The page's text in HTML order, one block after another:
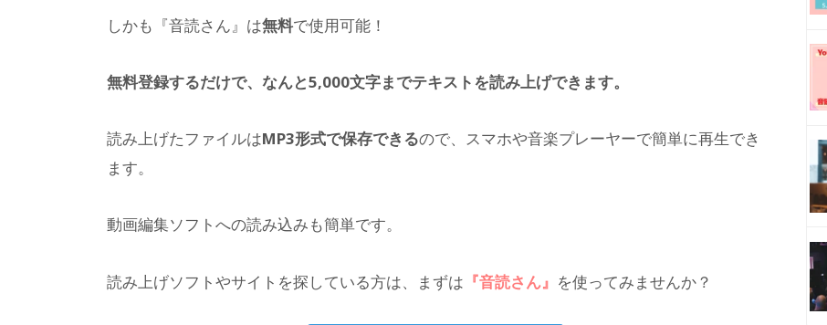
しかも『音読さん』は無料で使用可能！
無料登録するだけで、なんと5,000文字までテキストを読み上げできます。
読み上げたファイルはMP3形式で保存できるので、スマホや音楽プレーヤーで簡単に再生でき
ます。
動画編集ソフトへの読み込みも簡単です。
読み上げソフトやサイトを探している方は、まずは 『音読さん』 を使ってみませんか？